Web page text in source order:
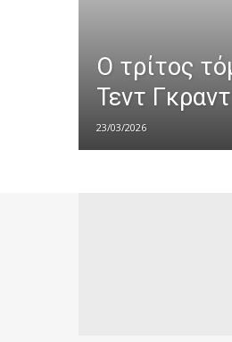
Ο τρίτος
Τεντ
23/03/2026